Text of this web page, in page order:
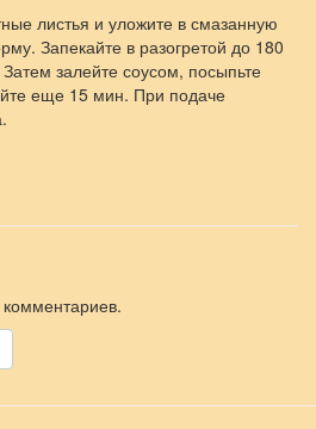
листья и уложите в смазанную
Запекайте в разогретой до 180
залейте соусом, посыпьте
еще 15 мин. При подаче